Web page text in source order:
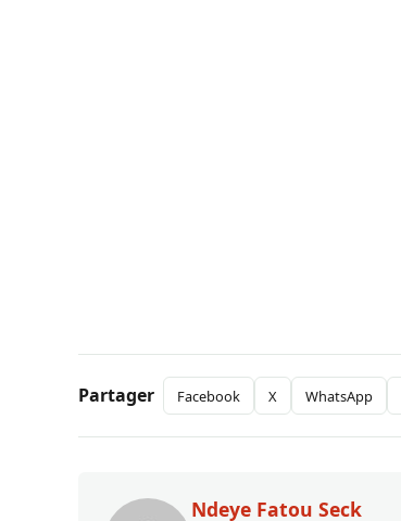
Partager Facebook X WhatsApp
Ndeye Fatou Seck